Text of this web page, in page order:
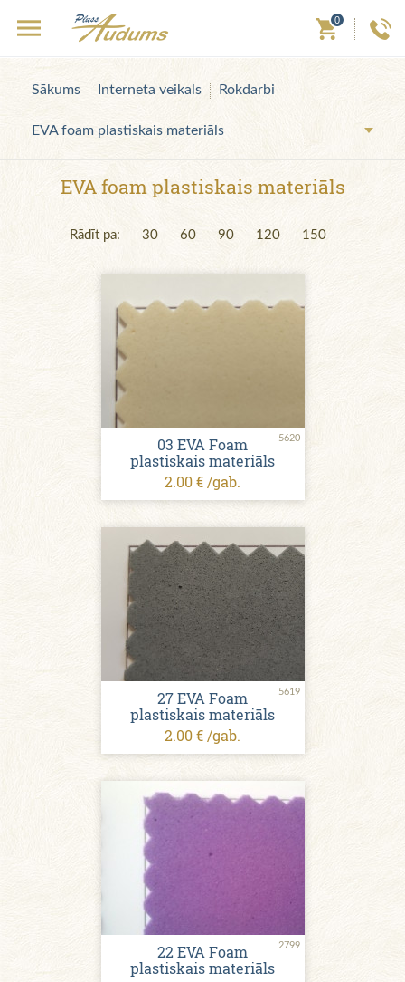
0
Sākums Interneta veikals Rokdarbi
EVA foam plastiskais materiāls
EVA foam plastiskais materiāls
Rādīt pa: 30 60 90 120 150
5620
03 EVA Foam
plastiskais materiāls
2.00 € /gab.
5619
27 EVA Foam
plastiskais materiāls
2.00 € /gab.
2799
22 EVA Foam
plastiskais materiāls